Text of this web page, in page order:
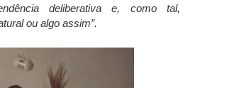
deliberativa e, como tal,
ou algo assim”.